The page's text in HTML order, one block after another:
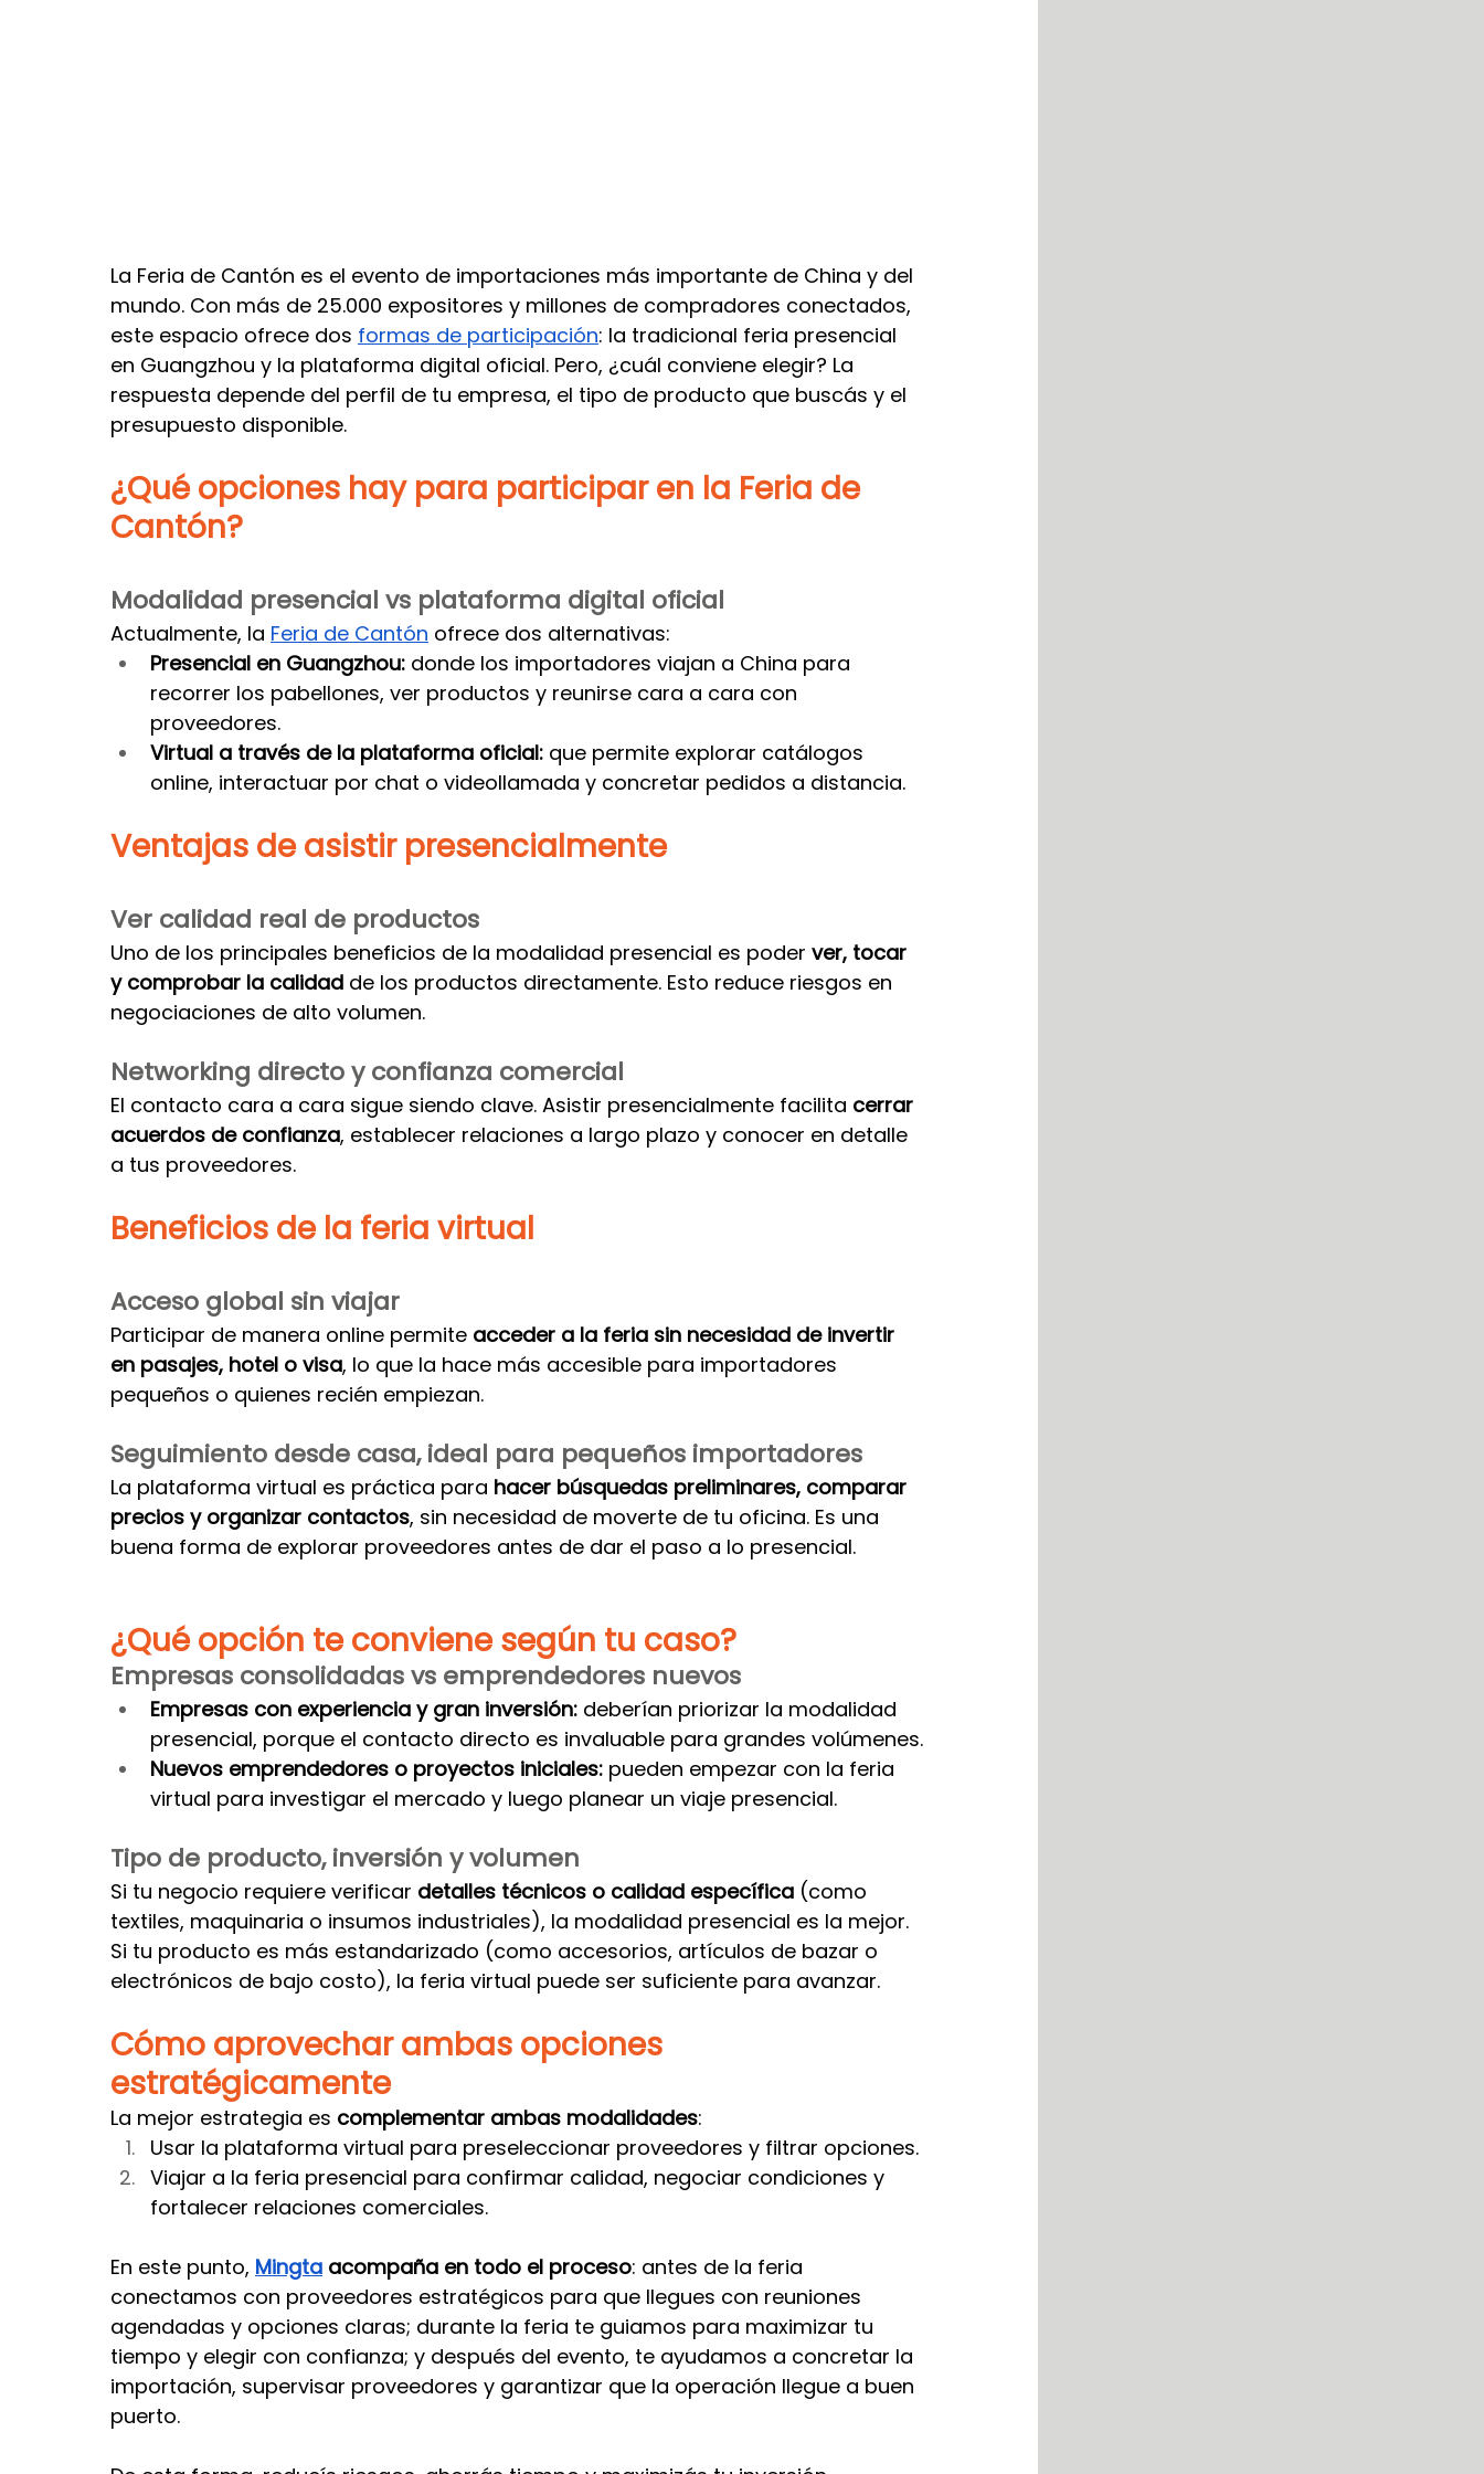
La Feria de Cantón es el evento de importaciones más importante de China y del
mundo. Con más de 25.000 expositores y millones de compradores conectados,
este espacio ofrece dos formas de participación: la tradicional feria presencial
en Guangzhou y la plataforma digital oficial. Pero, ¿cuál conviene elegir? La
respuesta depende del perfil de tu empresa, el tipo de producto que buscás y el
presupuesto disponible.
¿Qué opciones hay para participar en la Feria de
Cantón?
Modalidad presencial vs plataforma digital oficial
Actualmente, la Feria de Cantón ofrece dos alternativas:
Presencial en Guangzhou: donde los importadores viajan a China para
recorrer los pabellones, ver productos y reunirse cara a cara con
proveedores.
Virtual a través de la plataforma oficial: que permite explorar catálogos
online, interactuar por chat o videollamada y concretar pedidos a distancia.
Ventajas de asistir presencialmente
Ver calidad real de productos
Uno de los principales beneficios de la modalidad presencial es poder ver, tocar
y comprobar la calidad de los productos directamente. Esto reduce riesgos en
negociaciones de alto volumen.
Networking directo y confianza comercial
El contacto cara a cara sigue siendo clave. Asistir presencialmente facilita cerrar
acuerdos de confianza, establecer relaciones a largo plazo y conocer en detalle
a tus proveedores.
Beneficios de la feria virtual
Acceso global sin viajar
Participar de manera online permite acceder a la feria sin necesidad de invertir
en pasajes, hotel o visa, lo que la hace más accesible para importadores
pequeños o quienes recién empiezan.
Seguimiento desde casa, ideal para pequeños importadores
La plataforma virtual es práctica para hacer búsquedas preliminares, comparar
precios y organizar contactos, sin necesidad de moverte de tu oficina. Es una
buena forma de explorar proveedores antes de dar el paso a lo presencial.
¿Qué opción te conviene según tu caso?
Empresas consolidadas vs emprendedores nuevos
Empresas con experiencia y gran inversión: deberían priorizar la modalidad
presencial, porque el contacto directo es invaluable para grandes volúmenes.
Nuevos emprendedores o proyectos iniciales: pueden empezar con la feria
virtual para investigar el mercado y luego planear un viaje presencial.
Tipo de producto, inversión y volumen
Si tu negocio requiere verificar detalles técnicos o calidad específica (como
textiles, maquinaria o insumos industriales), la modalidad presencial es la mejor.
Si tu producto es más estandarizado (como accesorios, artículos de bazar o
electrónicos de bajo costo), la feria virtual puede ser suficiente para avanzar.
Cómo aprovechar ambas opciones
estratégicamente
La mejor estrategia es complementar ambas modalidades:
Usar la plataforma virtual para preseleccionar proveedores y filtrar opciones.
Viajar a la feria presencial para confirmar calidad, negociar condiciones y
fortalecer relaciones comerciales.
En este punto, Mingta acompaña en todo el proceso: antes de la feria
conectamos con proveedores estratégicos para que llegues con reuniones
agendadas y opciones claras; durante la feria te guiamos para maximizar tu
tiempo y elegir con confianza; y después del evento, te ayudamos a concretar la
importación, supervisar proveedores y garantizar que la operación llegue a buen
puerto.